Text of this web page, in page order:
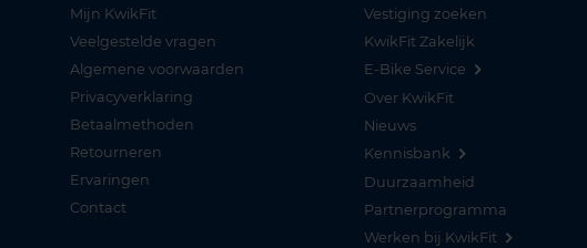
Mijn KwikFit
Veelgestelde vragen
Algemene voorwaarden
Privacyverklaring
Betaalmethoden
Retourneren
Ervaringen
Contact
Vestiging zoeken
KwikFit Zakelijk
E-Bike Service
Over KwikFit
Nieuws
Kennisbank
Duurzaamheid
Partnerprogramma
Werken bij KwikFit